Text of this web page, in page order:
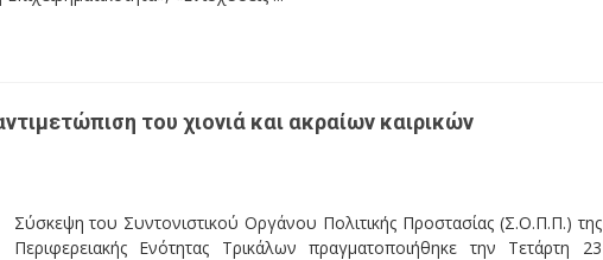
του χιονιά και ακραίων καιρικών
Σύσκεψη του Συντονιστικού Οργάνου Πολιτικής Προστασίας (Σ.Ο.Π.Π.) της
Περιφερειακής Ενότητας Τρικάλων πραγματοποιήθηκε την Τετάρτη 23